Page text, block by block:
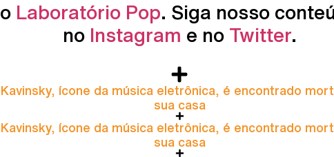
o Laboratório Pop. Siga nosso
no Instagram e no Twitter.
Kavinsky, ícone da música eletrônica, é encontrado
sua casa
Kavinsky, ícone da música eletrônica, é encontrado
sua casa